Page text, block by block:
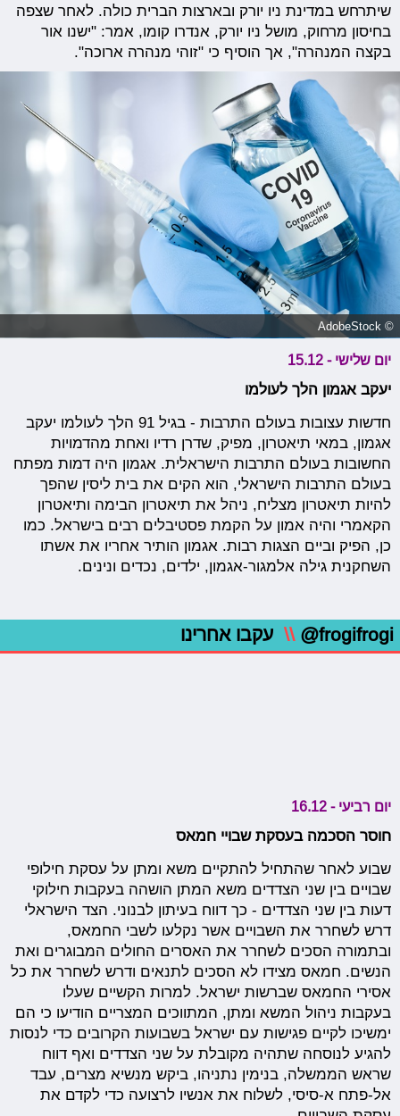
שיתרחש במדינת ניו יורק ובארצות הברית כולה. לאחר שצפה
בחיסון מרחוק, מושל ניו יורק, אנדרו קומו, אמר: "ישנו אור
בקצה המנהרה", אך הוסיף כי "זוהי מנהרה ארוכה".
© AdobeStock
יום שלישי - 15.12
יעקב אגמון הלך לעולמו
חדשות עצובות בעולם התרבות - בגיל 91 הלך לעולמו יעקב
אגמון, במאי תיאטרון, מפיק, שדרן רדיו ואחת מהדמויות
החשובות בעולם התרבות הישראלית. אגמון היה דמות מפתח
בעולם התרבות הישראלי, הוא הקים את בית ליסין שהפך
להיות תיאטרון מצליח, ניהל את תיאטרון הבימה ותיאטרון
הקאמרי והיה אמון על הקמת פסטיבלים רבים בישראל. כמו
כן, הפיק וביים הצגות רבות. אגמון הותיר אחריו את אשתו
השחקנית גילה אלמגור-אגמון, ילדים, נכדים ונינים.
@frogifrogi
\\ עקבו אחרינו
יום רביעי - 16.12
חוסר הסכמה בעסקת שבויי חמאס
שבוע לאחר שהתחיל להתקיים משא ומתן על עסקת חילופי
שבויים בין שני הצדדים משא המתן הושהה בעקבות חילוקי
דעות בין שני הצדדים - כך דווח בעיתון לבנוני. הצד הישראלי
דרש לשחרר את השבויים אשר נקלעו לשבי החמאס,
ובתמורה הסכים לשחרר את האסרים החולים המבוגרים ואת
הנשים. חמאס מצידו לא הסכים לתנאים ודרש לשחרר את כל
אסירי החמאס שברשות ישראל. למרות הקשיים שעלו
בעקבות ניהול המשא ומתן, המתווכים המצריים הודיעו כי הם
ימשיכו לקיים פגישות עם ישראל בשבועות הקרובים כדי לנסות
להגיע לנוסחה שתהיה מקובלת על שני הצדדים ואף דווח
שראש הממשלה, בנימין נתניהו, ביקש מנשיא מצרים, עבד
אל-פתח א-סיסי, לשלוח את אנשיו לרצועה כדי לקדם את